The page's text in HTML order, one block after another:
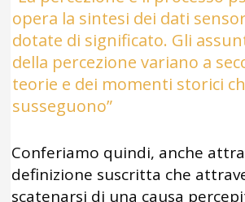
opera la sintesi dei dati
dotate di significato. Gli
della percezione variano a
teorie e dei momenti storici
susseguono”
Conferiamo quindi, anche
definizione suscritta che
scatenarsi di una causa